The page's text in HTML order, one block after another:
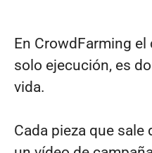
En CrowdFarming
solo ejecución, es
vida.
Cada pieza que